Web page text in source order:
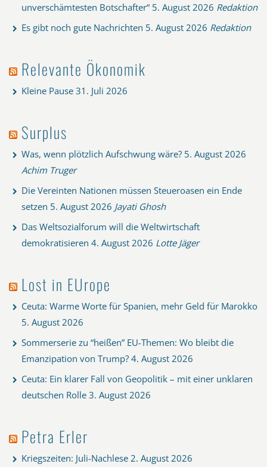
unverschämtesten Botschafter“ 5. August 2026 Redaktion
Es gibt noch gute Nachrichten 5. August 2026 Redaktion
Relevante Ökonomik
Kleine Pause 31. Juli 2026
Surplus
Was, wenn plötzlich Aufschwung wäre? 5. August 2026
Achim Truger
Die Vereinten Nationen müssen Steueroasen ein Ende
setzen 5. August 2026 Jayati Ghosh
Das Weltsozialforum will die Weltwirtschaft
demokratisieren 4. August 2026 Lotte Jäger
Lost in EUrope
Ceuta: Warme Worte für Spanien, mehr Geld für Marokko
5. August 2026
Sommerserie zu “heißen” EU-Themen: Wo bleibt die
Emanzipation von Trump? 4. August 2026
Ceuta: Ein klarer Fall von Geopolitik – mit einer unklaren
deutschen Rolle 3. August 2026
Petra Erler
Kriegszeiten: Juli-Nachlese 2. August 2026